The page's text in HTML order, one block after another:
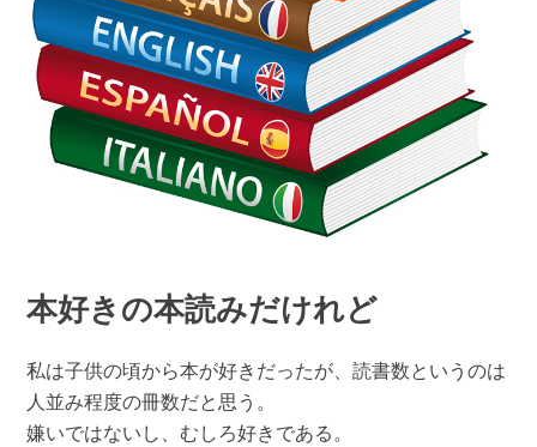
本好きの本読みだけれど
私は子供の頃から本が好きだったが、読書数というのは
人並み程度の冊数だと思う。
嫌いではないし、むしろ好きである。